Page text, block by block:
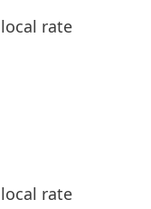
rate
rate